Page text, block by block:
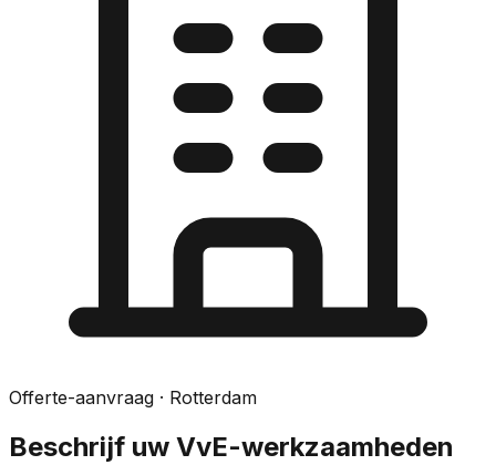
Offerte-aanvraag · Rotterdam
Beschrijf uw VvE-werkzaamheden